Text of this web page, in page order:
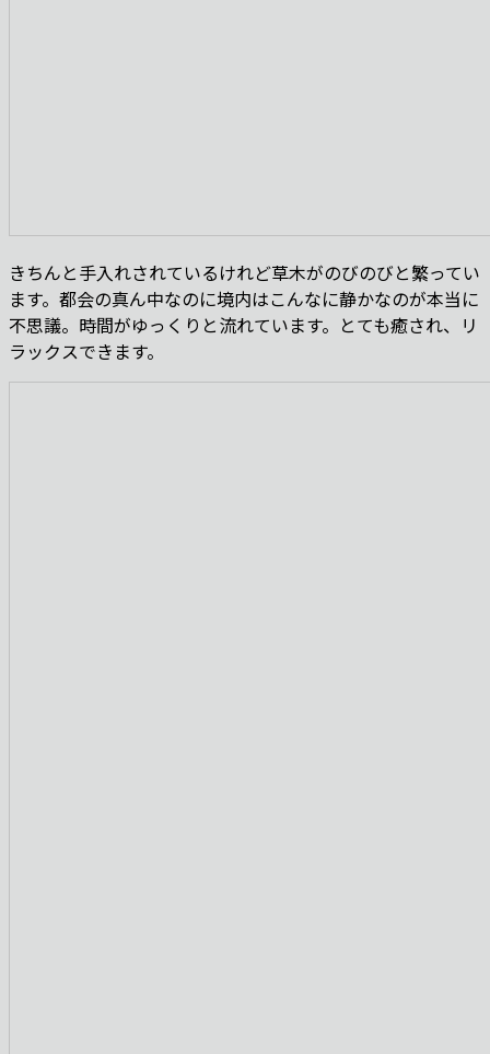
きちんと手入れされているけれど草木がのびのびと繁ってい
ます。都会の真ん中なのに境内はこんなに静かなのが本当に
不思議。時間がゆっくりと流れています。とても癒され、リ
ラックスできます。